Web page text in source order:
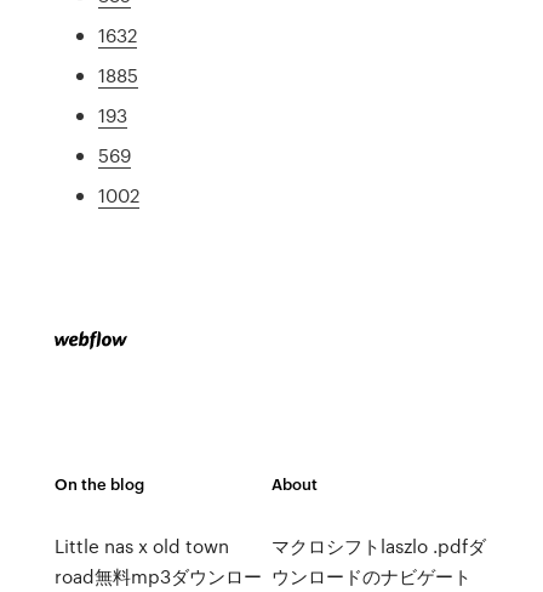
1632
1885
193
569
1002
On the blog
Little nas x old town
road無料mp3ダウンロー
About
マクロシフトlaszlo .pdfダ
ウンロードのナビゲート